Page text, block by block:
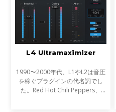
L4 Ultramaximizer
1990〜2000年代、L1やL2は音圧
を稼ぐプラグインの代名詞でし
た。Red Hot Chili Peppers、